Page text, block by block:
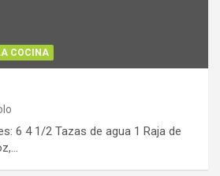
COCINA
6 4 1/2 Tazas de agua 1 Raja de